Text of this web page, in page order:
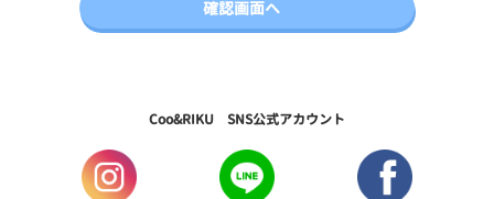
Coo&RIKU SNS公式アカウント